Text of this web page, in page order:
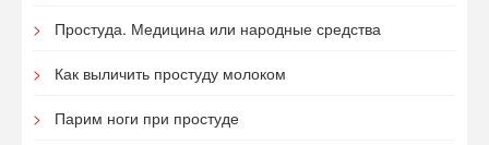
Простуда. Медицина или народные средства
Как выличить простуду молоком
Парим ноги при простуде